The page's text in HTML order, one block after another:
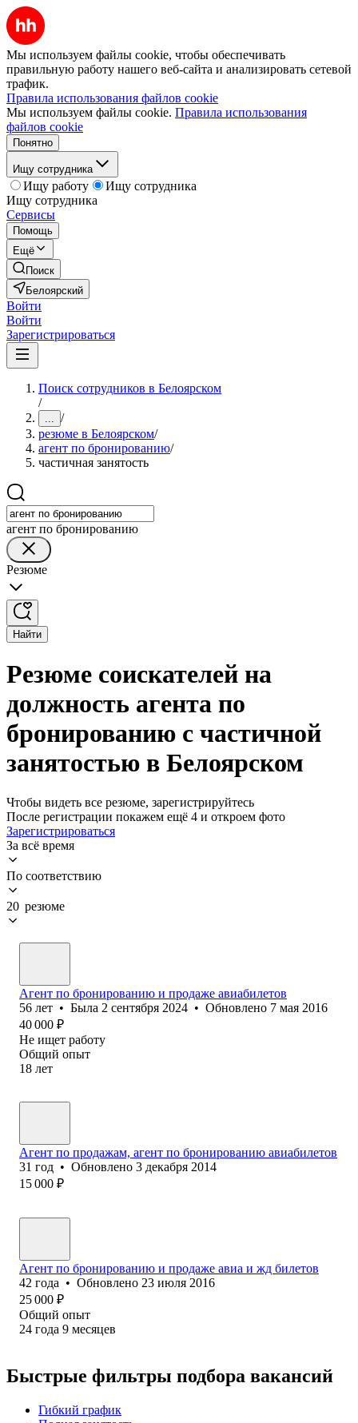
Мы используем файлы cookie, чтобы обеспечивать
правильную работу нашего веб-сайта и анализировать сетевой
трафик.
Правила использования файлов cookie
Мы используем файлы cookie. Правила использования
файлов cookie
Понятно
Ищу сотрудника
Ищу работу
Ищу сотрудника
Ищу сотрудника
Сервисы
Помощь
Ещё
Поиск
Белоярский
Войти
Войти
Зарегистрироваться
Поиск сотрудников в Белоярском
/
... /
резюме в Белоярском/
агент по бронированию/
частичная занятость
агент по бронированию
Резюме
Найти
Резюме соискателей на
должность агента по
бронированию с частичной
занятостью в Белоярском
Чтобы видеть все резюме, зарегистрируйтесь
После регистрации покажем ещё 4 и откроем фото
Зарегистрироваться
За всё время
По соответствию
20 резюме
Агент по бронированию и продаже авиабилетов
56 лет • Была 2 сентября 2024 • Обновлено 7 мая 2016
40 000 ₽
Не ищет работу
Общий опыт
18 лет
Агент по продажам, агент по бронированию авиабилетов
31 год • Обновлено 3 декабря 2014
15 000 ₽
Агент по бронированию и продаже авиа и жд билетов
42 года • Обновлено 23 июля 2016
25 000 ₽
Общий опыт
24 года 9 месяцев
Быстрые фильтры подбора вакансий
Гибкий график